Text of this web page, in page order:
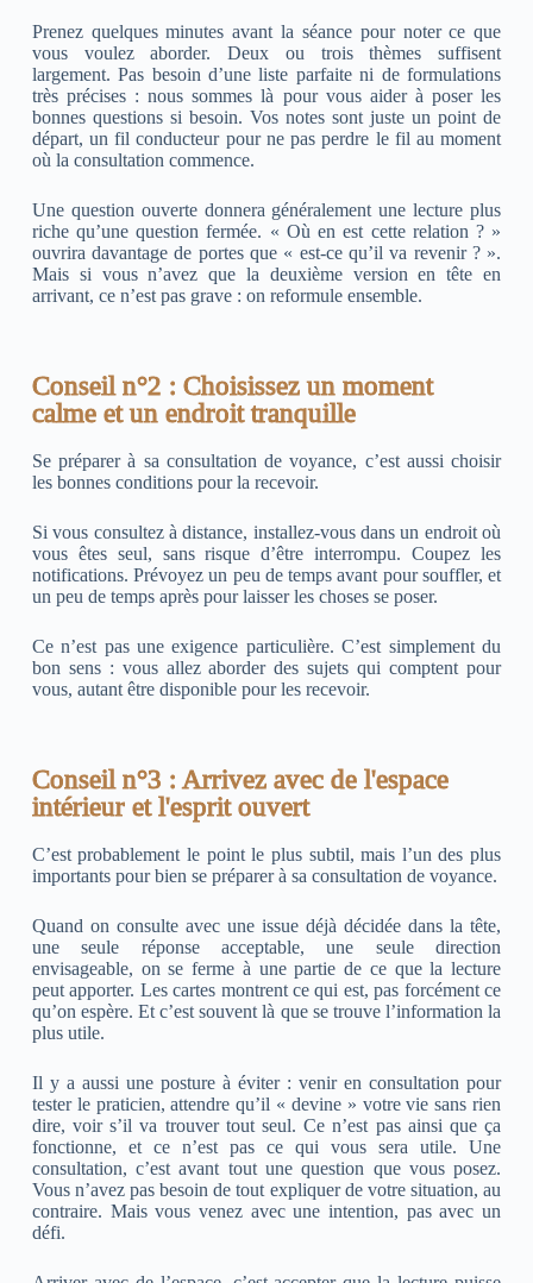
Prenez quelques minutes avant la séance pour noter ce que
vous voulez aborder. Deux ou trois thèmes suffisent
largement. Pas besoin d’une liste parfaite ni de formulations
très précises : nous sommes là pour vous aider à poser les
bonnes questions si besoin. Vos notes sont juste un point de
départ, un fil conducteur pour ne pas perdre le fil au moment
où la consultation commence.
Une question ouverte donnera généralement une lecture plus
riche qu’une question fermée. « Où en est cette relation ? »
ouvrira davantage de portes que « est-ce qu’il va revenir ? ».
Mais si vous n’avez que la deuxième version en tête en
arrivant, ce n’est pas grave : on reformule ensemble.
Conseil n°2 : Choisissez un moment
calme et un endroit tranquille
Se préparer à sa consultation de voyance, c’est aussi choisir
les bonnes conditions pour la recevoir.
Si vous consultez à distance, installez-vous dans un endroit où
vous êtes seul, sans risque d’être interrompu. Coupez les
notifications. Prévoyez un peu de temps avant pour souffler, et
un peu de temps après pour laisser les choses se poser.
Ce n’est pas une exigence particulière. C’est simplement du
bon sens : vous allez aborder des sujets qui comptent pour
vous, autant être disponible pour les recevoir.
Conseil n°3 : Arrivez avec de l'espace
intérieur et l'esprit ouvert
C’est probablement le point le plus subtil, mais l’un des plus
importants pour bien se préparer à sa consultation de voyance.
Quand on consulte avec une issue déjà décidée dans la tête,
une seule réponse acceptable, une seule direction
envisageable, on se ferme à une partie de ce que la lecture
peut apporter. Les cartes montrent ce qui est, pas forcément ce
qu’on espère. Et c’est souvent là que se trouve l’information la
plus utile.
Il y a aussi une posture à éviter : venir en consultation pour
tester le praticien, attendre qu’il « devine » votre vie sans rien
dire, voir s’il va trouver tout seul. Ce n’est pas ainsi que ça
fonctionne, et ce n’est pas ce qui vous sera utile. Une
consultation, c’est avant tout une question que vous posez.
Vous n’avez pas besoin de tout expliquer de votre situation, au
contraire. Mais vous venez avec une intention, pas avec un
défi.